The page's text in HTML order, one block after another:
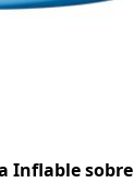
Inflable sobre